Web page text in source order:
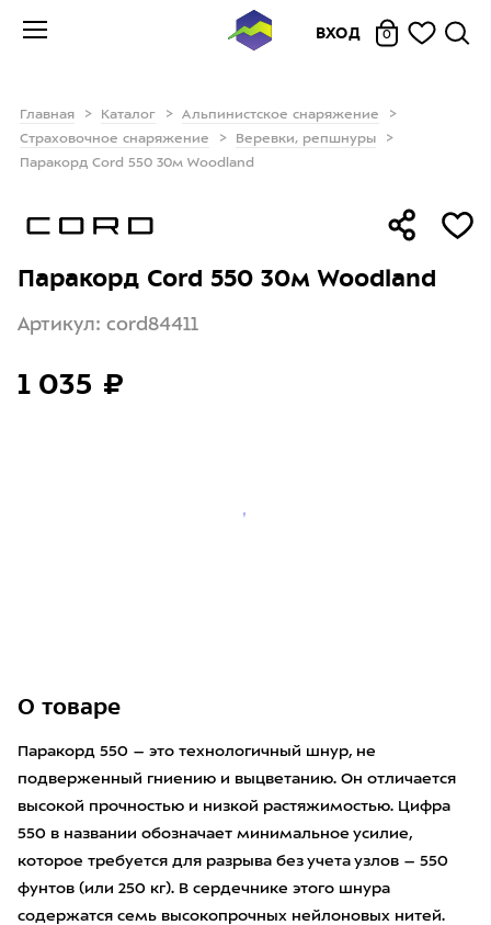
ВХОД 0
Главная Каталог
Альпинистское снаряжение
Страховочное снаряжение
Веревки, репшнуры
Паракорд Cord 550 30м Woodland
Паракорд Cord 550 30м Woodland
Артикул: cord84411
1 035 ₽
О товаре
Паракорд 550 – это технологичный шнур, не
подверженный гниению и выцветанию. Он отличается
высокой прочностью и низкой растяжимостью. Цифра
550 в названии обозначает минимальное усилие,
которое требуется для разрыва без учета узлов – 550
фунтов (или 250 кг). В сердечнике этого шнура
содержатся семь высокопрочных нейлоновых нитей.